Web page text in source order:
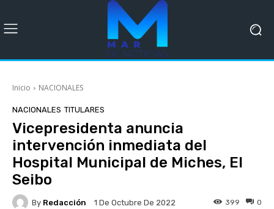
Inicio NACIONALES
NACIONALES TITULARES
Vicepresidenta anuncia
intervención inmediata del
Hospital Municipal de Miches, El
Seibo
By Redacción 1 De Octubre De 2022 0
399